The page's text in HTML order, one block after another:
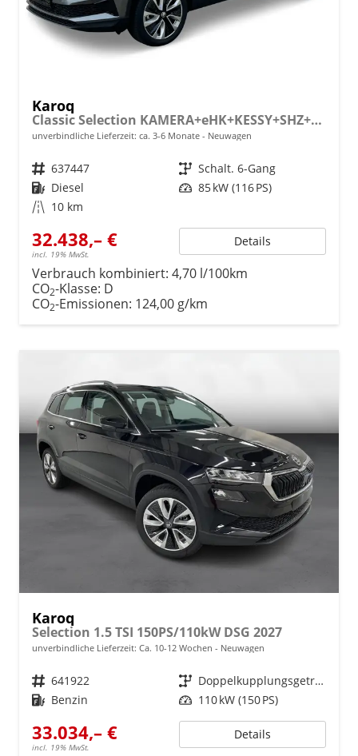
Karoq
Classic Selection KAMERA+eHK+KESSY+SHZ+SMARTLINK+LED+16" ALU
unverbindliche Lieferzeit: ca. 3-6 Monate Neuwagen
Fahrzeugnr. 637447 Getriebe Schalt. 6-Gang
Kraftstoff Diesel Leistung 85 kW (116 PS)
Kilometerstand 10 km
32.438,– €
incl. 19% MwSt.
Details
Verbrauch kombiniert: 4,70 l/100km
CO2-Klasse: D
CO2-Emissionen: 124,00 g/km
Karoq
Selection 1.5 TSI 150PS/110kW DSG 2027
unverbindliche Lieferzeit: Ca. 10-12 Wochen Neuwagen
Fahrzeugnr. 641922 Getriebe
Doppelkupplungsgetriebe (DSG)
Kraftstoff Benzin Leistung 110 kW (150 PS)
33.034,– €
incl. 19% MwSt.
Details